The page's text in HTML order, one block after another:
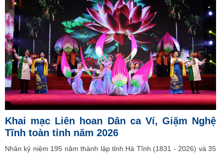
Khai mạc Liên hoan Dân ca Ví, Giặm Nghệ
Tĩnh toàn tỉnh năm 2026
Nhân kỷ niệm 195 năm thành lập tỉnh Hà Tĩnh (1831 - 2026) và 35